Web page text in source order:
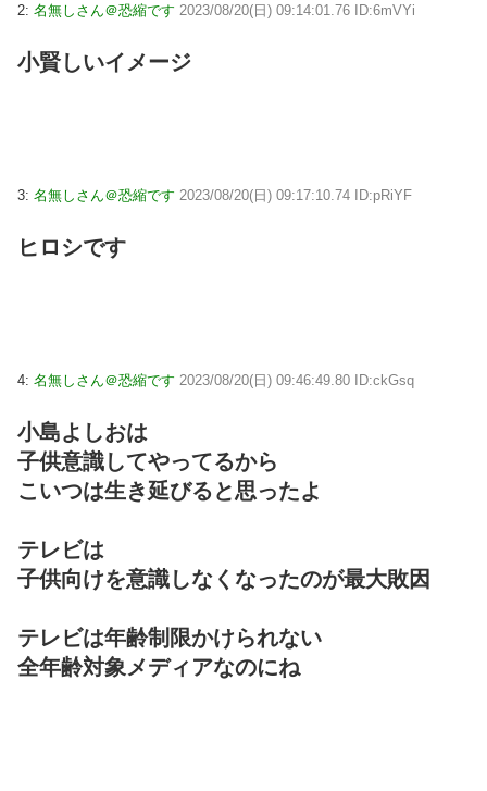
2: 名無しさん＠恐縮です 2023/08/20(日) 09:14:01.76 ID:6mVYi
小賢しいイメージ
3: 名無しさん＠恐縮です 2023/08/20(日) 09:17:10.74 ID:pRiYF
ヒロシです
4: 名無しさん＠恐縮です 2023/08/20(日) 09:46:49.80 ID:ckGsq
小島よしおは
子供意識してやってるから
こいつは生き延びると思ったよ
テレビは
子供向けを意識しなくなったのが最大敗因
テレビは年齢制限かけられない
全年齢対象メディアなのにね